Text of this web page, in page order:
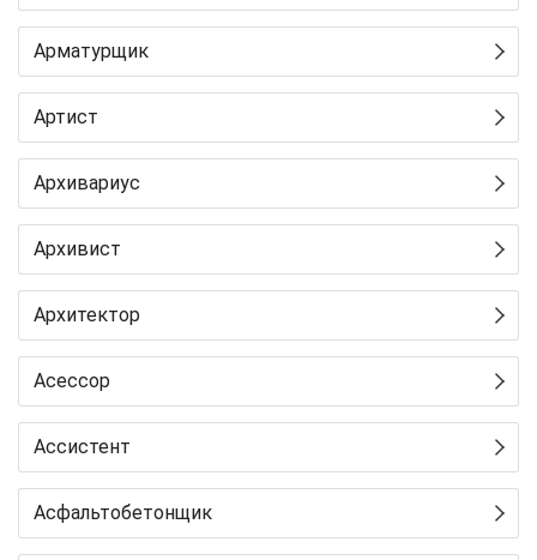
Арматурщик
Артист
Архивариус
Архивист
Архитектор
Асессор
Ассистент
Асфальтобетонщик